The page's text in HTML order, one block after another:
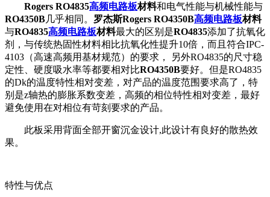
Rogers RO4835高频电路板材料和电气性能与机械性能与
RO4350B几乎相同。 罗杰斯Rogers RO4350B高频电路板材料
与RO4835高频电路板材料最大的区别是RO4835添加了抗氧化
剂，与传统热固性材料相比抗氧化性提升10倍，而且符合IPC-
4103（高速高频用基材规范）的要求， 另外RO4835的尺寸稳
定性、硬度吸水率等都要相对比RO4350B要好。但是RO4835
的Dk的温度特性相对变差，对产品的温度范围要求高了，特
别是z轴热的膨胀系数变差，高频的相位特性相对变差，最好
避免使用在对相位有苛刻要求的产品。
此板采用背面全部开窗沉金设计,此设计有良好的散热效
果。
特性与优点